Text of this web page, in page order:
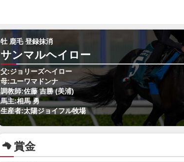
牡 鹿毛 登録抹消
サンマルヘイロー
父:ジョリーズヘイロー
母:ユーワマドンナ
調教師:佐藤 吉勝 (美浦)
馬主:相馬 勇
生産者:太陽ジョイフル牧場
賞金